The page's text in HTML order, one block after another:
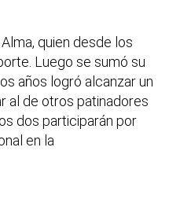
quien desde los
Luego se sumó su
años logró alcanzar un
al de otros patinadores
dos participarán por
en la